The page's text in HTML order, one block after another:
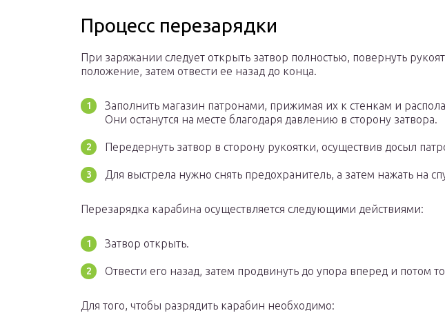
Процесс перезарядки
При заряжании следует открыть затвор полностью, повернуть
положение, затем отвести ее назад до конца.
Заполнить магазин патронами, прижимая их к стенкам и
Они останутся на месте благодаря давлению в сторону затвора.
Передернуть затвор в сторону рукоятки, осуществив досыл
Для выстрела нужно снять предохранитель, а затем нажать на
Перезарядка карабина осуществляется следующими действиями:
Затвор открыть.
Отвести его назад, затем продвинуть до упора вперед и потом
Для того, чтобы разрядить карабин необходимо: